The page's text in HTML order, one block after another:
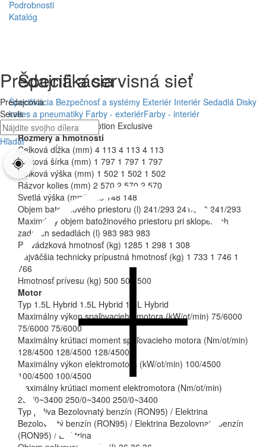
Kedykoľvek skontrolujte stav svojho vozidla a uistite sa, že je
pripravené na ďalšiu cestu. Môžete si pozrieť aj všetky svoje jazdné
štatistiky vrátane stavu paliva, aby ste boli pred ďalšou jazdou
pripravený. Nie ste si istí, či máte zamknuté vozidlo? Nemajte obavy.
Pomocou aplikácie ho môžete kedykoľvek a kdekoľvek odomknúť a
zamknúť.
Kontrola stavu vozidla
Pred ďalšou cestou skontrolujte úroveň nabitia batérie a dojazd.
MG iSMART Lite
Zamykanie a odomykanie vozidla
Nie ste si istí, či ste zamkli auto? Jednoducho ho zamknite alebo
odomknite pomocou aplikácie.
MG iSMART Lite
Zavrieť
Podrobnosti
Katalóg
Špecifikácia
Špecifikácia Bezpečnosť a systémy Exteriér Interiér Sedadlá Disky
kolies a pneumatiky Farby - exteriérFarby - interiér
Výbava Essential Emotion Exclusive
Rozmery a hmotnosti
Celková dĺžka (mm) 4 113 4 113 4 113
Celková šírka (mm) 1 797 1 797 1 797
Celková výška (mm) 1 502 1 502 1 502
Rázvor kolies (mm) 2 570 2 570 2 570
Svetlá výška (mm)
148 148 148
Objem batožinového priestoru (l) 241/293 241/293 241/293
Maximálny objem batožinového priestoru pri sklopených
zadných sedadlách (l) 983 983 983
Prevádzková hmotnosť (kg) 1285 1 298 1 308
Najväčšia technicky prípustná hmotnosť (kg) 1 733 1 746 1
766
Hmotnosť prívesu (kg) 500 500
500
Motor
Typ 1.5L Hybrid 1.5L Hybrid 1.5L Hybrid
Maximálny výkon spaľovacieho motora (kW/ot/min) 75/6000
75/6000 75/6000
Maximálny krútiaci moment spaľovacieho motora (Nm/ot/min)
128/4500 128/4500 128/4500
Maximálny výkon elektromotora (kW/ot/min) 100/4500
100/4500 100/4500
Maximálny krútiaci moment elektromotora (Nm/ot/min)
250/0~3400 250/0~3400 250/0~3400
Typ paliva Bezolovnatý benzín (RON95) / Elektrina
Bezolovnatý benzín (RON95) / Elektrina Bezolovnatý benzín
(RON95) / Elektrina
Predajná a servisná sieť
Predajcovia
Servis
Hľadať